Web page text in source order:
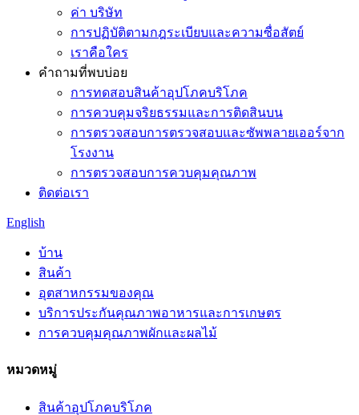
ค่า บริษัท
การปฏิบัติตามกฎระเบียบและความซื่อสัตย์
เราคือใคร
คำถามที่พบบ่อย
การทดสอบสินค้าอุปโภคบริโภค
การควบคุมจริยธรรมและการติดสินบน
การตรวจสอบการตรวจสอบและซัพพลายเออร์จาก
โรงงาน
การตรวจสอบการควบคุมคุณภาพ
ติดต่อเรา
English
บ้าน
สินค้า
อุตสาหกรรมของคุณ
บริการประกันคุณภาพอาหารและการเกษตร
การควบคุมคุณภาพผักและผลไม้
หมวดหมู่
สินค้าอุปโภคบริโภค